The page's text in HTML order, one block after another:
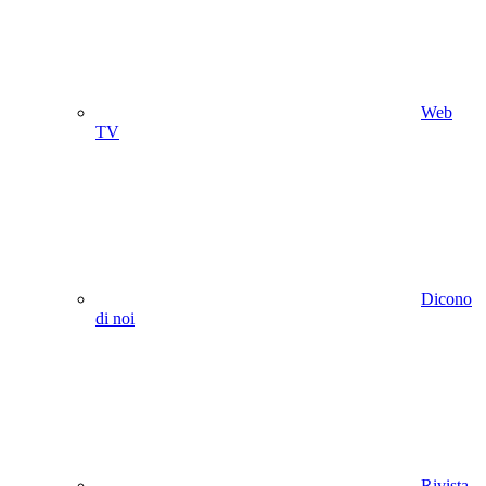
Web
TV
Dicono
di noi